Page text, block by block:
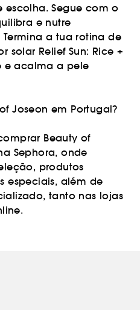
escolha. Segue com o
e nutre
a tua rotina de
solar Relief Sun: Rice +
e acalma a pele
Joseon em Portugal?
Beauty of
Sephora, onde
produtos
especiais, além de
tanto nas lojas